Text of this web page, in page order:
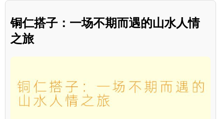
铜仁搭子：一场不期而遇的山水人情
之旅